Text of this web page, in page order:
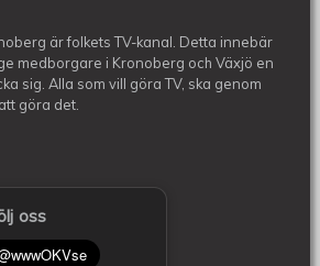
är folkets TV-kanal. Detta innebär
medborgare i Kronoberg och Växjö en
sig. Alla som vill göra TV, ska genom
göra det.
oss